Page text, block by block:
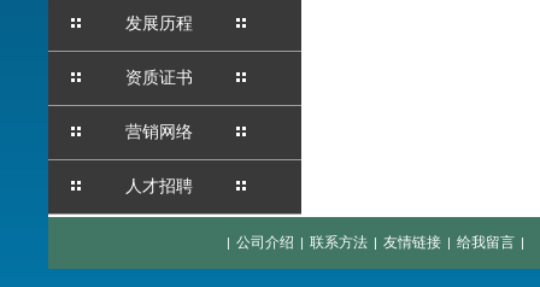
发展历程
资质证书
营销网络
人才招聘
| 公司介绍 | 联系方法 | 友情链接 | 给我留言 |